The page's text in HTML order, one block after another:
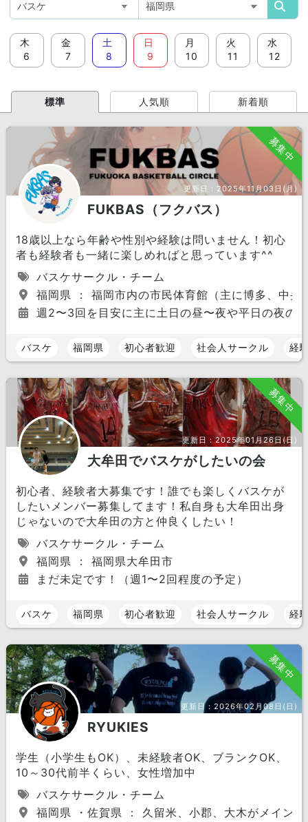
木
6
金
7
土
8
日
9
月
10
火
11
水
12
標準 人気順 新着順
募集中
更新日： 2025年11月03日(月)
FUKBAS（フクバス）
18歳以上なら年齢や性別や経験は問いません！初心
者も経験者も一緒に楽しめればと思っています^^
バスケサークル・チーム
福岡県 ： 福岡市内の市民体育館（主に博多、中
週2〜3回を目安に主に土日の昼〜夜や平日の夜の
バスケ 福岡県 初心者歓迎 社会人サークル 経
募集中
更新日： 2025年01月26日(日)
大牟田でバスケがしたいの会
初心者、経験者大募集です！誰でも楽しくバスケが
したいメンバー募集してます！私自身も大牟田出身
じゃないので大牟田の方と仲良くしたい！
バスケサークル・チーム
福岡県 ： 福岡県大牟田市
まだ未定です！（週1〜2回程度の予定）
バスケ 福岡県 初心者歓迎 社会人サークル 経
募集中
更新日： 2026年02月08日(日)
RYUKIES
学生（小学生もOK）、未経験者OK、ブランクOK、
10～30代前半くらい、女性増加中
バスケサークル・チーム
福岡県 ・佐賀県 ： 久留米、小郡、大木がメイン